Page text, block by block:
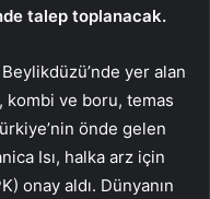
talep toplanacak.
yer alan
kombi ve boru, temas
önde gelen
Isı, halka arz için
onay aldı. Dünyanın